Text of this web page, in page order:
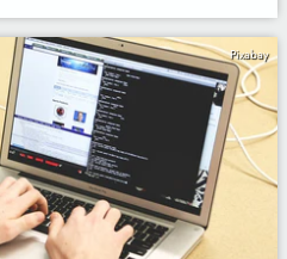
Pixabay